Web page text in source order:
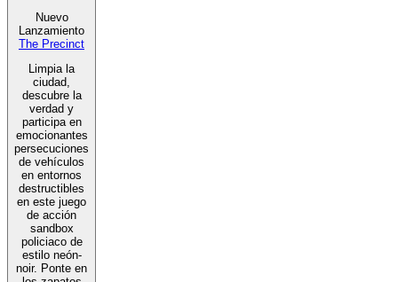
Nuevo
Lanzamiento
The Precinct
Limpia la
ciudad,
descubre la
verdad y
participa en
emocionantes
persecuciones
de vehículos
en entornos
destructibles
en este juego
de acción
sandbox
policiaco de
estilo neón-
noir. Ponte en